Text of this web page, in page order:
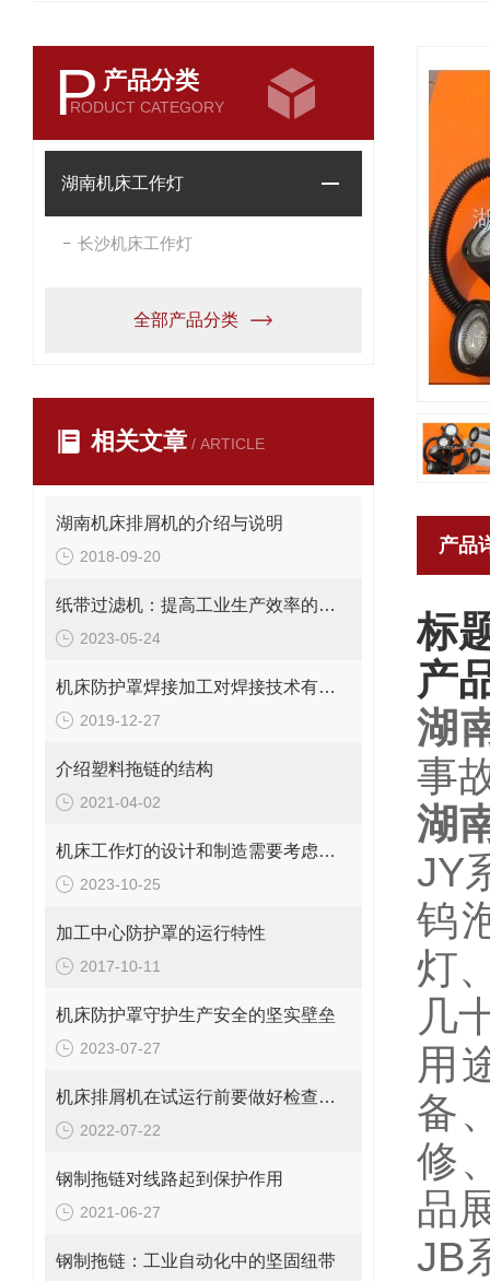
P 产品分类
RODUCT CATEGORY
湖南机床工作灯
长沙机床工作灯
全部产品分类
相关文章 / ARTICLE
湖南机床排屑机的介绍与说明
2018-09-20
纸带过滤机：提高工业生产效率的重要设备
2023-05-24
机床防护罩焊接加工对焊接技术有哪些要求
2019-12-27
介绍塑料拖链的结构
2021-04-02
机床工作灯的设计和制造需要考虑哪些因素
2023-10-25
加工中心防护罩的运行特性
2017-10-11
机床防护罩守护生产安全的坚实壁垒
2023-07-27
机床排屑机在试运行前要做好检查工作
2022-07-22
钢制拖链对线路起到保护作用
2021-06-27
钢制拖链：工业自动化中的坚固纽带
产品
标
产
湖
事
湖
JY
钨
灯
几
用
备
修
品
JB